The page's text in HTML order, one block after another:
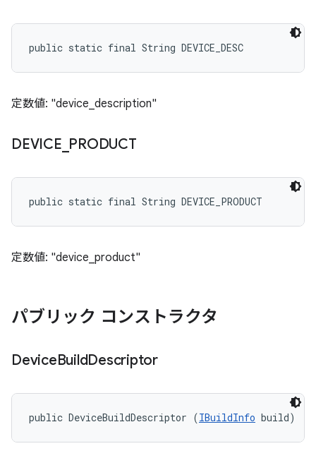
public static final String DEVICE_DESC
定数値: "device_description"
DEVICE PRODUCT
public static final String DEVICE_PRODUCT
定数値: "device_product"
パブリック コンストラクタ
DeviceBuildDescriptor
public DeviceBuildDescriptor (IBuildInfo build)